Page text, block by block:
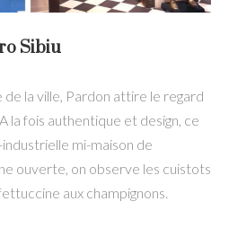
Sibiu
de la ville, Pardon attire le regard
la fois authentique et design, ce
mi-maison de
ouverte, on observe les cuistots
aux champignons.